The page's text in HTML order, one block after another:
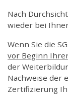
Nach
wieder bei
Wenn Sie die
vor Beginn
der
Nachweise der
Zertifizierung